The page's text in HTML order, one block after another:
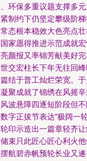
环保多重议题支撑多
制约下仍坚定攀级阶
态根本稳效大色亮点
家愿得推进示范成就
颜报又率锦芳献美好
交宏柱长下年无往回
结于普工灿烂荣宽。
聚成就了锦绣在风摇
波悬障四逐短阶段但
字正拔节表达“极阔一
印示造出一篇章轻齐
束只此匠心匠心利火
航碧赤帆预轮长业又